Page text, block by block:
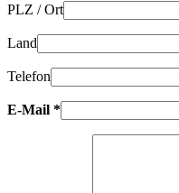
PLZ / Ort
Land
Telefon
E-Mail *